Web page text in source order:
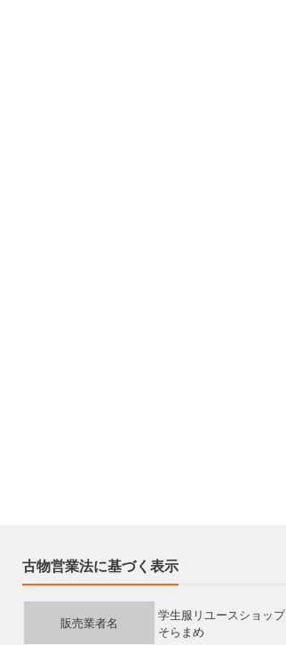
古物営業法に基づく表示
販売業者名
学生服リユースショップ
そらまめ